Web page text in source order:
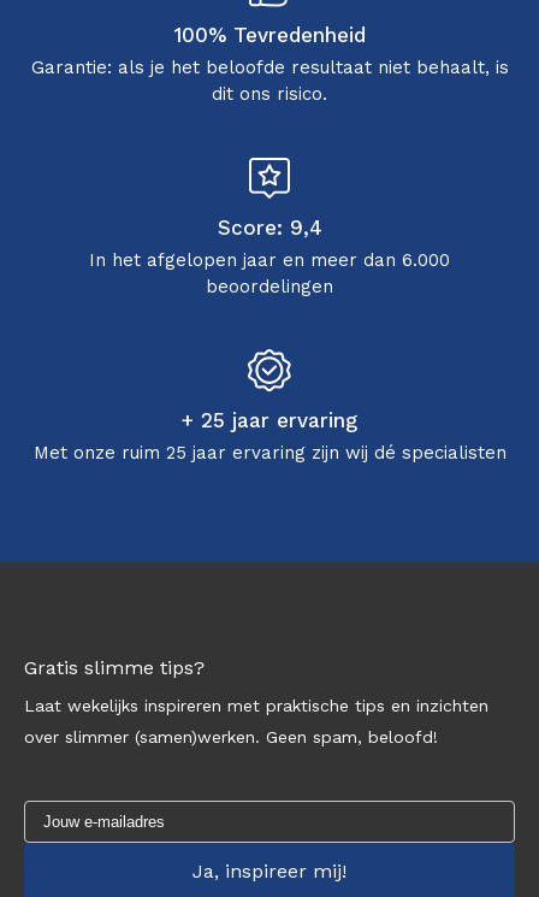
100% Tevredenheid
Garantie: als je het beloofde resultaat niet behaalt, is
dit ons risico.
Score: 9,4
In het afgelopen jaar en meer dan 6.000
beoordelingen
+ 25 jaar ervaring
Met onze ruim 25 jaar ervaring zijn wij dé specialisten
Gratis slimme tips?
Laat wekelijks inspireren met praktische tips en inzichten
over slimmer (samen)werken. Geen spam, beloofd!